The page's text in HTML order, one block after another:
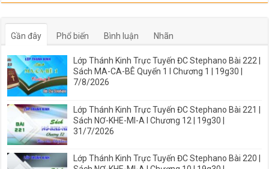
Gần đây Phổ biến Bình luận Nhãn
Lớp Thánh Kinh Trực Tuyến ĐC Stephano Bài 222 |
Sách MA-CA-BÊ Quyển 1 I Chương 1 | 19g30 |
7/8/2026
Lớp Thánh Kinh Trực Tuyến ĐC Stephano Bài 221 |
Sách NƠ-KHE-MI-A I Chương 12 | 19g30 |
31/7/2026
Lớp Thánh Kinh Trực Tuyến ĐC Stephano Bài 220 |